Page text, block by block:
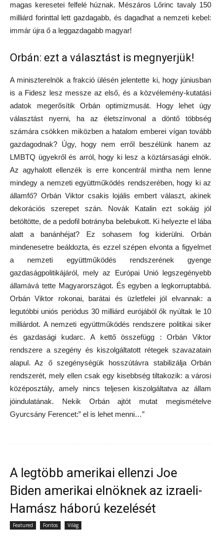
magas keresetei felfelé húznak. Mészáros Lőrinc tavaly 150
milliárd forinttal lett gazdagabb, és dagadhat a nemzeti kebel:
immár újra ő a leggazdagabb magyar!
Orbán: ezt a választást is megnyerjük!
A miniszterelnök a frakció ülésén jelentette ki, hogy júniusban
is a Fidesz lesz messze az első, és a közvélemény-kutatási
adatok megerősítik Orbán optimizmusát. Hogy lehet úgy
választást nyerni, ha az életszínvonal a döntő többség
számára csökken miközben a hatalom emberei vígan tovább
gazdagodnak? Úgy, hogy nem erről beszélünk hanem az
LMBTQ ügyekről és arról, hogy ki lesz a köztársasági elnök.
Az agyhalott ellenzék is erre koncentrál mintha nem lenne
mindegy a nemzeti együttműködés rendszerében, hogy ki az
államfő? Orbán Viktor csakis lojális embert választ, akinek
dekorációs szerepet szán. Novák Katalin ezt sokáig jól
betöltötte, de a pedofil botrányba belebukott. Ki helyezte el lába
alatt a banánhéjat? Ez sohasem fog kiderülni. Orbán
mindenesetre beáldozta, és ezzel szépen elvonta a figyelmet
a nemzeti együttműködés rendszerének gyenge
gazdaságpolitikájáról, mely az Európai Unió legszegényebb
államává tette Magyarországot. És egyben a legkorruptabbá.
Orbán Viktor rokonai, barátai és üzletfelei jól elvannak: a
legutóbbi uniós periódus 30 milliárd eurójából ők nyúltak le 10
milliárdot. A nemzeti együttműködés rendszere politikai siker
és gazdasági kudarc. A kettő összefügg : Orbán Viktor
rendszere a szegény és kiszolgáltatott rétegek szavazatain
alapul. Az ő szegénységük hosszútávra stabilizálja Orbán
rendszerét, mely ellen csak egy kisebbség tiltakozik: a városi
középosztály, amely nincs teljesen kiszolgáltatva az állam
jóindulatának. Nekik Orbán ajtót mutat megismételve
Gyurcsány Ferencet:” el is lehet menni…”
A legtöbb amerikai ellenzi Joe
Biden amerikai elnöknek az izraeli-
Hamász háború kezelését
Featured Fontos Világ